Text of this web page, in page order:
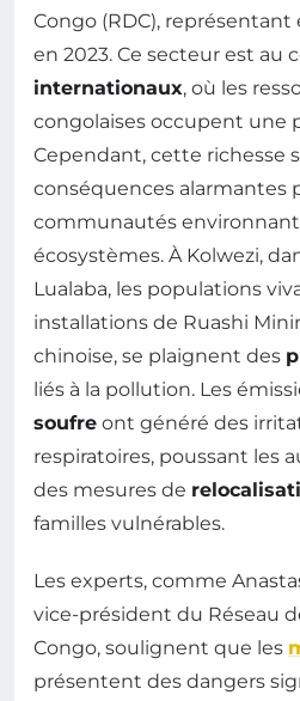
Congo (RDC), représentant
en 2023. Ce secteur est au
internationaux, où les
congolaises occupent une
Cependant, cette richesse
conséquences alarmantes
communautés
écosystèmes. À Kolwezi,
Lualaba, les populations
installations de Ruashi
chinoise, se plaignent des
liés à la pollution. Les
soufre ont généré des
respiratoires, poussant les
des mesures de
familles vulnérables.
Les experts, comme
vice-président du Réseau
Congo, soulignent que les
présentent des dangers